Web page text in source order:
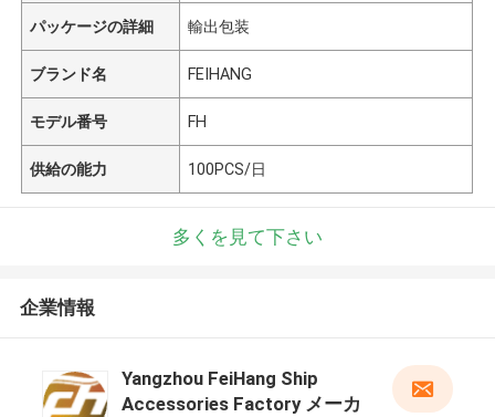
パッケージの詳細 輸出包装
ブランド名 FEIHANG
モデル番号 FH
供給の能力 100PCS/日
多くを見て下さい
企業情報
Yangzhou FeiHang Ship
Accessories Factory メーカ